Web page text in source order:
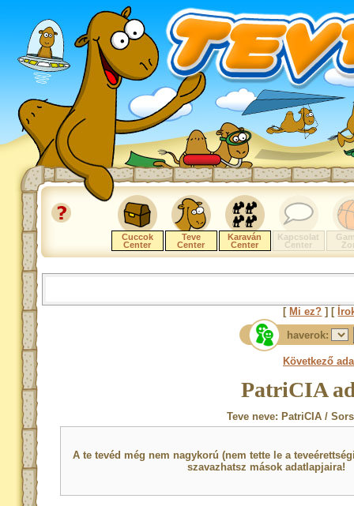
Cuccok
Center
Teve
Center
Karaván
Center
Kapcsolat
Center
[ Mi ez? ] [
haverok:
Következő
PatriCIA
Teve neve: PatriCIA /
A te tevéd még nem nagykorú (nem tette le a
szavazhatsz mások adatlapjaira!